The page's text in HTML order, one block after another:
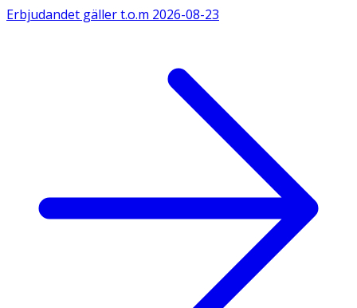
Erbjudandet gäller t.o.m 2026-08-23